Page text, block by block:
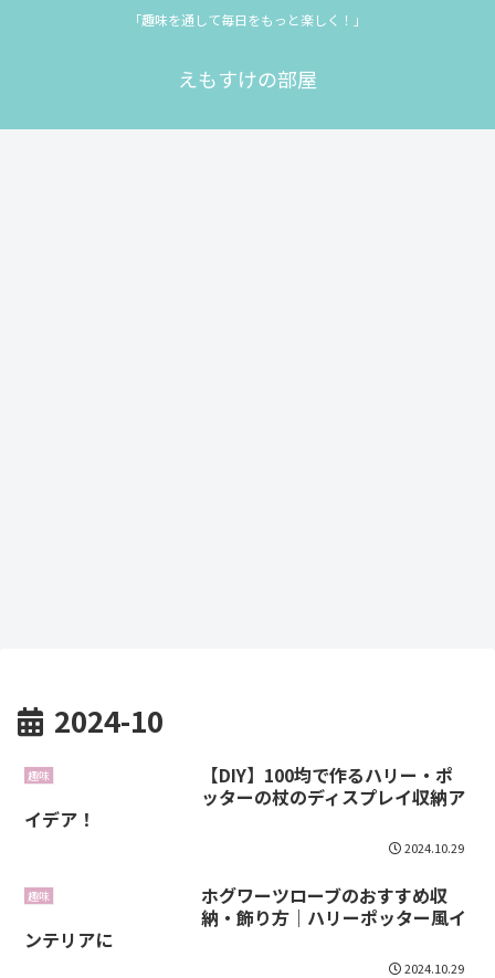
「趣味を通して毎日をもっと楽しく！」
えもすけの部屋
2024-10
趣味
【DIY】100均で作るハリー・ポ
ッターの杖のディスプレイ収納ア
イデア！
2024.10.29
趣味
ホグワーツローブのおすすめ収
納・飾り方｜ハリーポッター風イ
ンテリアに
2024.10.29